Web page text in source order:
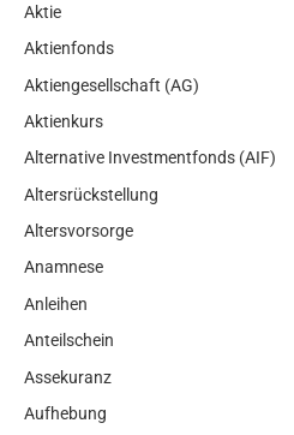
Aktie
Aktienfonds
Aktiengesellschaft (AG)
Aktienkurs
Alternative Investmentfonds (AIF)
Altersrückstellung
Altersvorsorge
Anamnese
Anleihen
Anteilschein
Assekuranz
Aufhebung